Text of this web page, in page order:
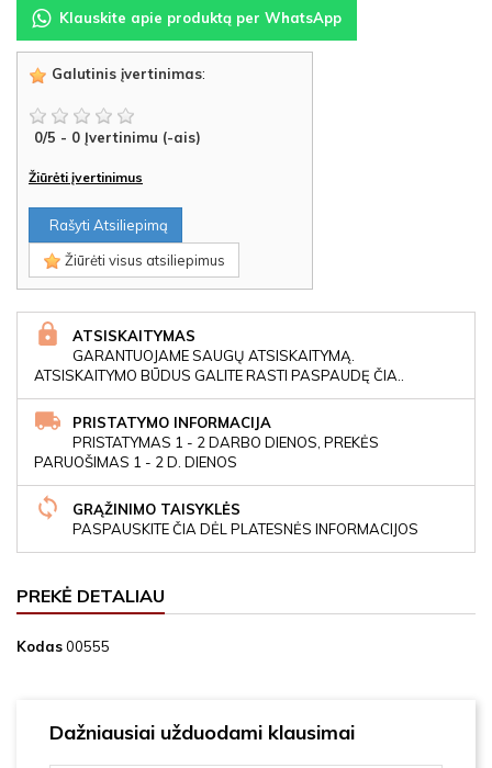
Klauskite apie produktą per WhatsApp
Galutinis įvertinimas:
0/5 - 0 Įvertinimu (-ais)
Žiūrėti įvertinimus
Rašyti Atsiliepimą
Žiūrėti visus atsiliepimus
ATSISKAITYMAS
GARANTUOJAME SAUGŲ ATSISKAITYMĄ.
ATSISKAITYMO BŪDUS GALITE RASTI PASPAUDĘ ČIA..
PRISTATYMO INFORMACIJA
PRISTATYMAS 1 - 2 DARBO DIENOS, PREKĖS
PARUOŠIMAS 1 - 2 D. DIENOS
GRĄŽINIMO TAISYKLĖS
PASPAUSKITE ČIA DĖL PLATESNĖS INFORMACIJOS
PREKĖ DETALIAU
Kodas00555
Dažniausiai užduodami klausimai